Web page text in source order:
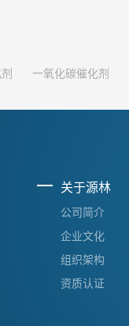
一氧化碳催化剂
关于源林
公司简介
企业文化
组织架构
资质认证